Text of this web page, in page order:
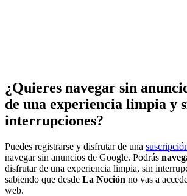
¿Quieres navegar sin
de una experiencia limpia y
interrupciones?
Puedes registrarse y disfrutar de una
navegar sin anuncios de Google. Podrás
disfrutar de una experiencia limpia, sin
sabiendo que desde La Noción no vas a
web.